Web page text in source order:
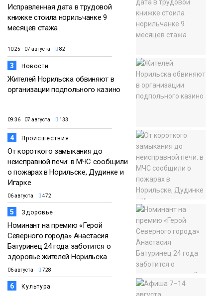
Исправленная дата в трудовой
книжке стоила норильчанке 9
месяцев стажа
10:25 07 августа 82
3 Новости
Жителей Норильска обвиняют в
организации подпольного казино
09:36 07 августа 133
4 Происшествия
От короткого замыкания до
неисправной печи: в МЧС сообщили
о пожарах в Норильске, Дудинке и
Игарке
06 августа 472
5 Здоровье
Номинант на премию «Герой
Северного города» Анастасия
Батуринец 24 года заботится о
здоровье жителей Норильска
06 августа 728
6 Культура